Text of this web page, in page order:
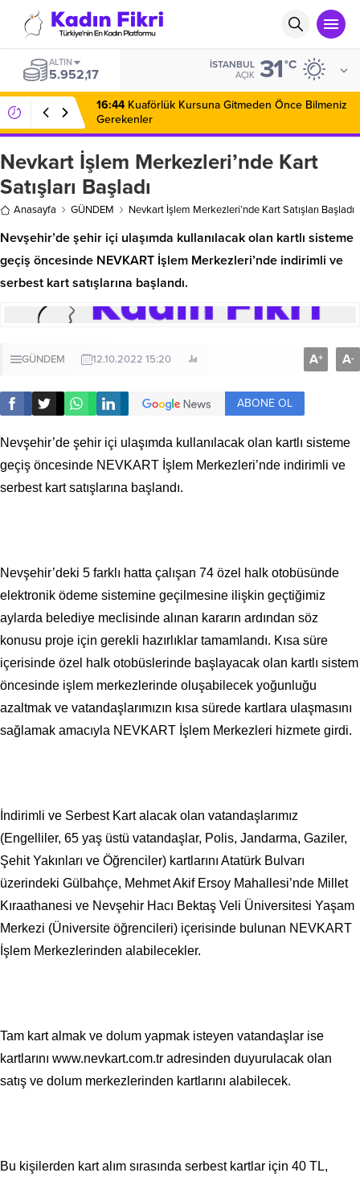
ALTIN
5.952,17
İSTANBUL
AÇIK 31°C
16:44 Kuaförlük Kursuna Gitmeden Önce Bilmeniz
Gerekenler
Nevkart İşlem Merkezleri’nde Kart
Satışları Başladı
Anasayfa GÜNDEM Nevkart İşlem Merkezleri’nde Kart Satışları Başladı
Nevşehir’de şehir içi ulaşımda kullanılacak olan kartlı sisteme
geçiş öncesinde NEVKART İşlem Merkezleri’nde indirimli ve
serbest kart satışlarına başlandı.
GÜNDEM 12.10.2022 15:20 A+ A-
ABONE OL
Nevşehir’de şehir içi ulaşımda kullanılacak olan kartlı sisteme
geçiş öncesinde NEVKART İşlem Merkezleri’nde indirimli ve
serbest kart satışlarına başlandı.
Nevşehir’deki 5 farklı hatta çalışan 74 özel halk otobüsünde
elektronik ödeme sistemine geçilmesine ilişkin geçtiğimiz
aylarda belediye meclisinde alınan kararın ardından söz
konusu proje için gerekli hazırlıklar tamamlandı. Kısa süre
içerisinde özel halk otobüslerinde başlayacak olan kartlı sistem
öncesinde işlem merkezlerinde oluşabilecek yoğunluğu
azaltmak ve vatandaşlarımızın kısa sürede kartlara ulaşmasını
sağlamak amacıyla NEVKART İşlem Merkezleri hizmete girdi.
İndirimli ve Serbest Kart alacak olan vatandaşlarımız
(Engelliler, 65 yaş üstü vatandaşlar, Polis, Jandarma, Gaziler,
Şehit Yakınları ve Öğrenciler) kartlarını Atatürk Bulvarı
üzerindeki Gülbahçe, Mehmet Akif Ersoy Mahallesi’nde Millet
Kıraathanesi ve Nevşehir Hacı Bektaş Veli Üniversitesi Yaşam
Merkezi (Üniversite öğrencileri) içerisinde bulunan NEVKART
İşlem Merkezlerinden alabilecekler.
Tam kart almak ve dolum yapmak isteyen vatandaşlar ise
kartlarını www.nevkart.com.tr adresinden duyurulacak olan
satış ve dolum merkezlerinden kartlarını alabilecek.
Bu kişilerden kart alım sırasında serbest kartlar için 40 TL,